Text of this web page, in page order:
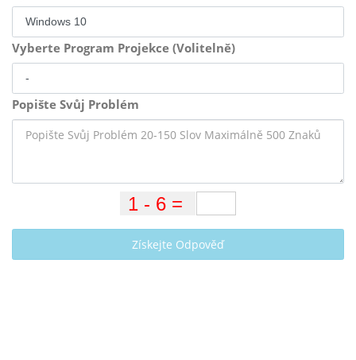
Vyberte Program Projekce (Volitelně)
Popište Svůj Problém
Získejte Odpověď